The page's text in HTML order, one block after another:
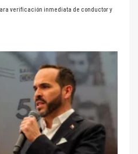
verificación inmediata de conductor y